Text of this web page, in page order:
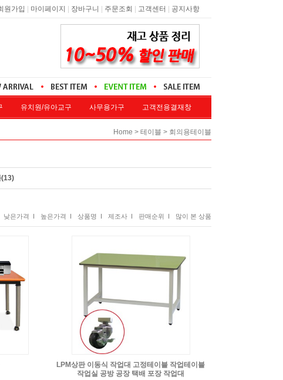
원가입 | 마이페이지 | 장바구니 | 주문조회 | 고객센터 | 공지사항
유치원/유아교구 사무용가구 고객전용결재창
Home > 테이블 > 회의용테이블
(13)
낮은가격 I 높은가격 I 상품명 I 제조사 I 판매순위 I 많이 본 상품
LPM상판 이동식 작업대 고정테이블 작업테이블
작업실 공방 공장 택배 포장 작업대